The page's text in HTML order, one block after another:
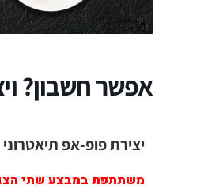
אפשר חשבון?
יצירת פופ-אפ תיאטרוני
משתתפת במבצע שתי